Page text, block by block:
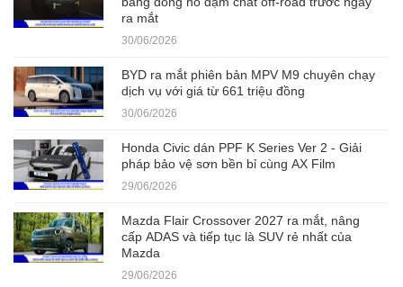
ra mắt
30/06/2026
BYD ra mắt phiên bản MPV M9 chuyên chạy
dịch vụ với giá từ 661 triệu đồng
30/06/2026
Honda Civic dán PPF K Series Ver 2 - Giải
pháp bảo vệ sơn bền bỉ cùng AX Film
29/06/2026
Mazda Flair Crossover 2027 ra mắt, nâng
cấp ADAS và tiếp tục là SUV rẻ nhất của
Mazda
29/06/2026